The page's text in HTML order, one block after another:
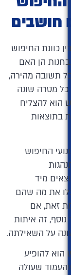
חושבים
כוונת החיפוש
הן האם
תשובה מהירה,
כל מטרה שונה
הוא להצליח
בתוצאות
החיפוש
מיד
את מה שהם
זאת, אם
נוסף, זה איתות
על השאילתה.
הוא להופיע
שעולה